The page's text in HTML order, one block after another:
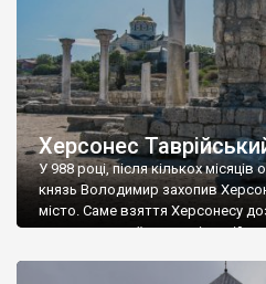
Херсонес
У 988 році, після кількох
князь Володимир захопив
місто. Саме взяття Херсонесу
диктувати свої умови
Херсонесі Володимир-язичник,